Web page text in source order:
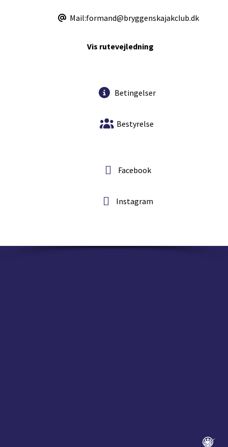
Mail:formand@bryggenskajakclub.dk
Vis rutevejledning
Betingelser
Bestyrelse
Facebook
Instagram